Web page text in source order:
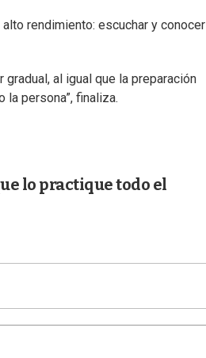
alto rendimiento: escuchar y conocer
al igual que la preparación
persona”, finaliza.
lo practique todo el